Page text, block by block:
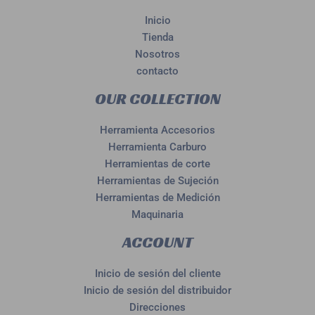
Inicio
Tienda
Nosotros
contacto
OUR COLLECTION
Herramienta Accesorios
Herramienta Carburo
Herramientas de corte
Herramientas de Sujeción
Herramientas de Medición
Maquinaria
ACCOUNT
Inicio de sesión del cliente
Inicio de sesión del distribuidor
Direcciones